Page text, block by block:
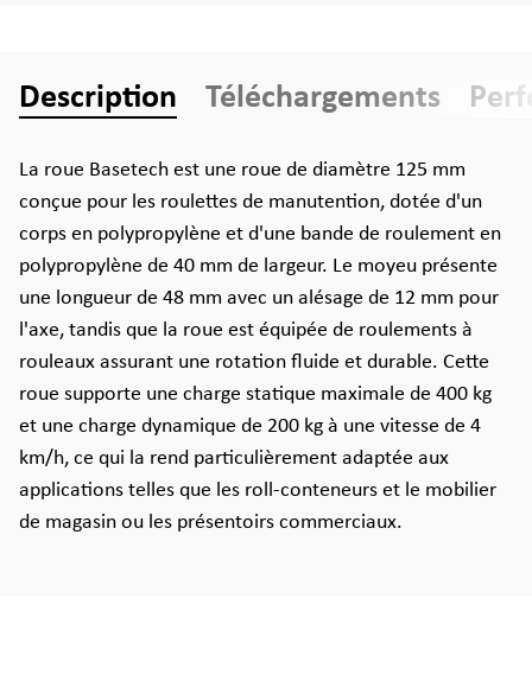
Description Téléchargements
La roue Basetech est une roue de diamètre 125 mm
conçue pour les roulettes de manutention, dotée d'un
corps en polypropylène et d'une bande de roulement en
polypropylène de 40 mm de largeur. Le moyeu présente
une longueur de 48 mm avec un alésage de 12 mm pour
l'axe, tandis que la roue est équipée de roulements à
rouleaux assurant une rotation fluide et durable. Cette
roue supporte une charge statique maximale de 400 kg
et une charge dynamique de 200 kg à une vitesse de 4
km/h, ce qui la rend particulièrement adaptée aux
applications telles que les roll-conteneurs et le mobilier
de magasin ou les présentoirs commerciaux.